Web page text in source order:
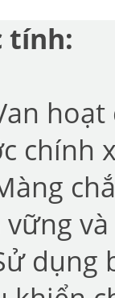
tính:
hoạt
chính
vững
dụng